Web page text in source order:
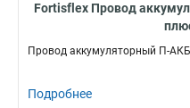
Fortisflex Провод
Провод аккумуляторный П-
Подробнее